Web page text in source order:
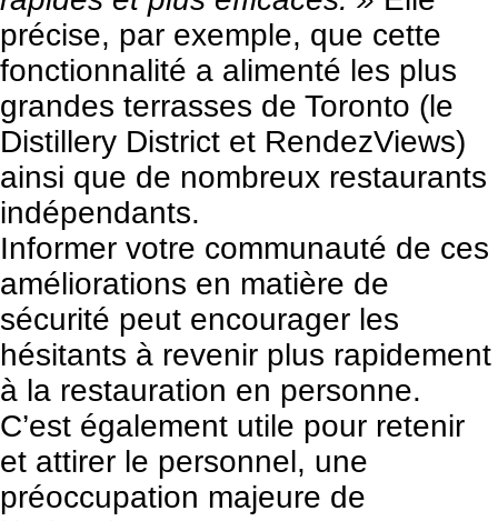
précise, par exemple, que cette
fonctionnalité a alimenté les plus
grandes terrasses de Toronto (le
Distillery District et RendezViews)
ainsi que de nombreux restaurants
indépendants.
Informer votre communauté de ces
améliorations en matière de
sécurité peut encourager les
hésitants à revenir plus rapidement
à la restauration en personne.
C’est également utile pour retenir
et attirer le personnel, une
préoccupation majeure de